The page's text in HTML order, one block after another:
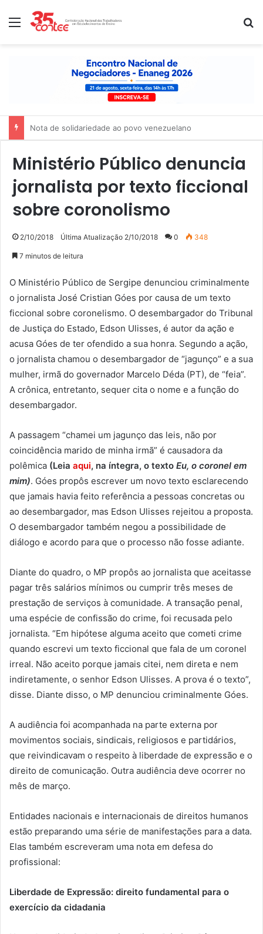
Menu
Nota de solidariedade ao povo venezuelano
Ministério Público denuncia
jornalista por texto ficcional
sobre coronolismo
2/10/2018 Última Atualização 2/10/2018 0 348
7 minutos de leitura
O Ministério Público de Sergipe denunciou criminalmente
o jornalista José Cristian Góes por causa de um texto
ficcional sobre coronelismo. O desembargador do Tribunal
de Justiça do Estado, Edson Ulisses, é autor da ação e
acusa Góes de ter ofendido a sua honra. Segundo a ação,
o jornalista chamou o desembargador de “jagunço” e a sua
mulher, irmã do governador Marcelo Déda (PT), de “feia”.
A crônica, entretanto, sequer cita o nome e a função do
desembargador.
A passagem “chamei um jagunço das leis, não por
coincidência marido de minha irmã” é causadora da
polêmica (Leia aqui, na íntegra, o texto Eu, o coronel em
mim). Góes propôs escrever um novo texto esclarecendo
que jamais havia feito referência a pessoas concretas ou
ao desembargador, mas Edson Ulisses rejeitou a proposta.
O desembargador também negou a possibilidade de
diálogo e acordo para que o processo não fosse adiante.
Diante do quadro, o MP propôs ao jornalista que aceitasse
pagar três salários mínimos ou cumprir três meses de
prestação de serviços à comunidade. A transação penal,
uma espécie de confissão do crime, foi recusada pelo
jornalista. “Em hipótese alguma aceito que cometi crime
quando escrevi um texto ficcional que fala de um coronel
irreal. Não aceito porque jamais citei, nem direta e nem
indiretamente, o senhor Edson Ulisses. A prova é o texto”,
disse. Diante disso, o MP denunciou criminalmente Góes.
A audiência foi acompanhada na parte externa por
movimentos sociais, sindicais, religiosos e partidários,
que reivindicavam o respeito à liberdade de expressão e o
direito de comunicação. Outra audiência deve ocorrer no
mês de março.
Entidades nacionais e internacionais de direitos humanos
estão preparando uma série de manifestações para a data.
Elas também escreveram uma nota em defesa do
profissional:
Liberdade de Expressão: direito fundamental para o
exercício da cidadania